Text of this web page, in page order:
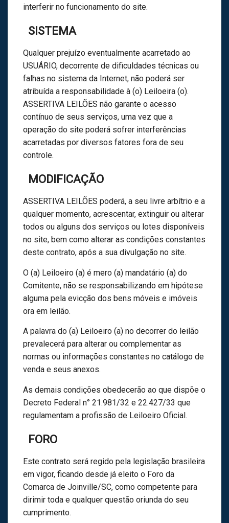
interferir no funcionamento do site.
SISTEMA
Qualquer prejuízo eventualmente acarretado ao
USUÁRIO, decorrente de dificuldades técnicas ou
falhas no sistema da Internet, não poderá ser
atribuída a responsabilidade à (o) Leiloeira (o).
ASSERTIVA LEILÕES não garante o acesso
contínuo de seus serviços, uma vez que a
operação do site poderá sofrer interferências
acarretadas por diversos fatores fora de seu
controle.
MODIFICAÇÃO
ASSERTIVA LEILÕES poderá, a seu livre arbítrio e a
qualquer momento, acrescentar, extinguir ou alterar
todos ou alguns dos serviços ou lotes disponíveis
no site, bem como alterar as condições constantes
deste contrato, após a sua divulgação no site.
O (a) Leiloeiro (a) é mero (a) mandatário (a) do
Comitente, não se responsabilizando em hipótese
alguma pela evicção dos bens móveis e imóveis
ora em leilão.
A palavra do (a) Leiloeiro (a) no decorrer do leilão
prevalecerá para alterar ou complementar as
normas ou informações constantes no catálogo de
venda e seus anexos.
As demais condições obedecerão ao que dispõe o
Decreto Federal n° 21.981/32 e 22.427/33 que
regulamentam a profissão de Leiloeiro Oficial.
FORO
Este contrato será regido pela legislação brasileira
em vigor, ficando desde já eleito o Foro da
Comarca de Joinville/SC, como competente para
dirimir toda e qualquer questão oriunda do seu
cumprimento.